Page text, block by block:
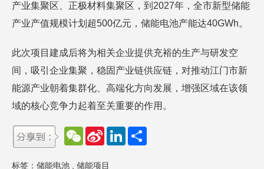
产业集聚区、正极材料集聚区，到2027年，全市新型储能
产业产值规模计划超500亿元，储能电池产能达40GWh。
此次项目建成后将为相关企业提供充裕的生产与研发空
间，吸引企业集聚，稳固产业链供应链，对推动江门市新
能源产业朝着集群化、高端化方向发展，增强区域在该领
域的核心竞争力起着至关重要的作用。
W
e
h
S
L
标签： 储能电池 储能项目